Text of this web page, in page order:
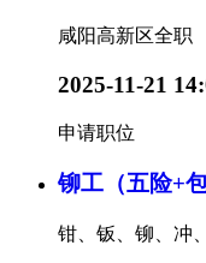
咸阳高新区全职
2025-11-21
申请职位
铆工（五险+包
钳、钣、铆、冲